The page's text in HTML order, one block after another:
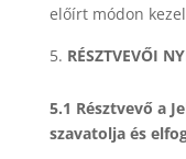
előírt módon
RÉSZTVEVŐI
5.1 Résztvevő a
szavatolja és